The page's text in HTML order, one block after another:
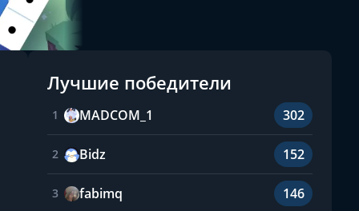
Лучшие победители
1 MADCOM_1 302
2 Bidz 152
3 fabimq 146